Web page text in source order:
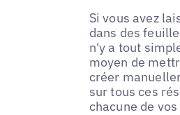
Si vous avez
dans des
n'y a tout
moyen de
créer
sur tous ces
chacune de